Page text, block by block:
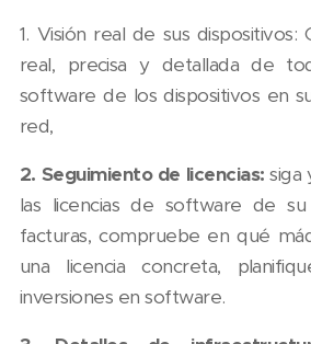
1. Visión real de sus dispositivos:
real, precisa y detallada de
software de los dispositivos en
red,
2. Seguimiento de licencias: siga
las licencias de software de
facturas, compruebe en qué
una licencia concreta,
inversiones en software.